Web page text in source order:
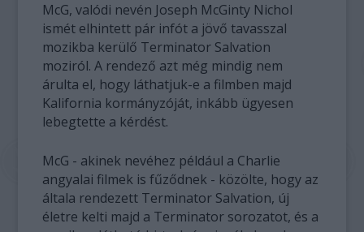
McG, valódi nevén Joseph McGinty Nichol
ismét elhintett pár infót a jövő tavasszal
mozikba kerülő Terminator Salvation
moziról. A rendező azt még mindig nem
árulta el, hogy láthatjuk-e a filmben majd
Kalifornia kormányzóját, inkább ügyesen
lebegtette a kérdést.
McG - akinek nevéhez például a Charlie
angyalai filmek is fűződnek - közölte, hogy az
általa rendezett Terminator Salvation, új
életre kelti majd a Terminator sorozatot, és a